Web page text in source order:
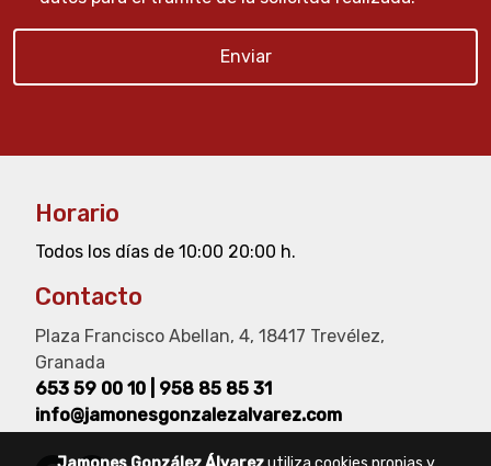
Enviar
Horario
Todos los días de 10:00 20:00 h.
Contacto
Plaza Francisco Abellan, 4, 18417 Trevélez,
Granada
653 59 00 10
958 85 85 31
info@jamonesgonzalezalvarez.com